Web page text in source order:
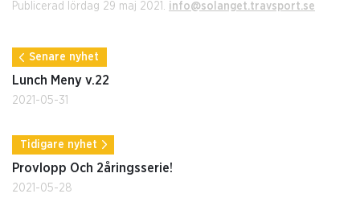
Publicerad lördag 29 maj 2021. info@solanget.travsport.se
Senare nyhet
Lunch Meny v.22
2021-05-31
Tidigare nyhet
Provlopp Och 2åringsserie!
2021-05-28